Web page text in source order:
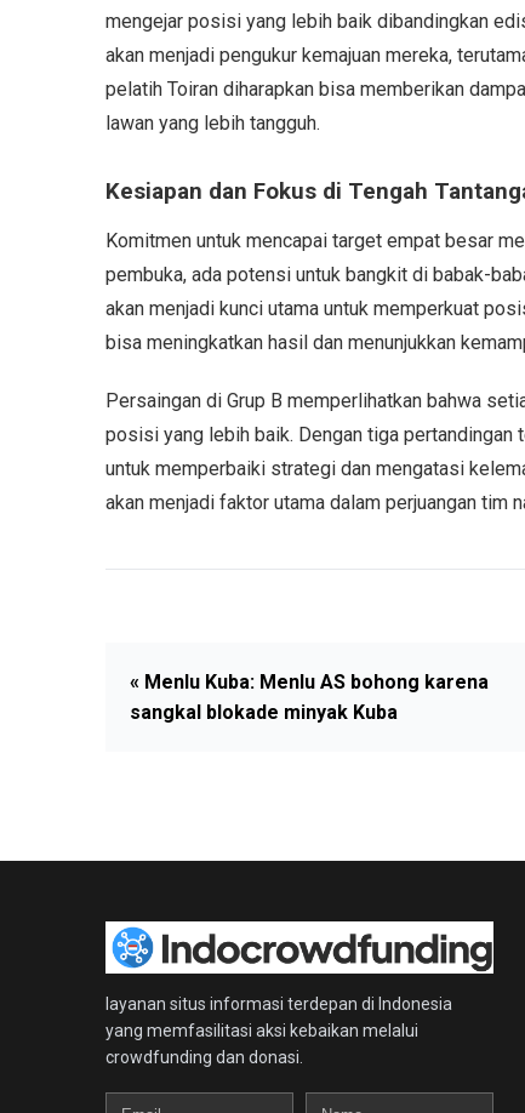
mengejar posisi yang lebih baik dibandingkan
akan menjadi pengukur kemajuan mereka,
pelatih Toiran diharapkan bisa memberikan
lawan yang lebih tangguh.
Kesiapan dan Fokus di Tengah
Komitmen untuk mencapai target empat besar
pembuka, ada potensi untuk bangkit di babak-
akan menjadi kunci utama untuk memperkuat
bisa meningkatkan hasil dan menunjukkan
Persaingan di Grup B memperlihatkan bahwa
posisi yang lebih baik. Dengan tiga
untuk memperbaiki strategi dan mengatasi
akan menjadi faktor utama dalam perjuangan tim
« Menlu Kuba: Menlu AS bohong karena
sangkal blokade minyak Kuba
layanan situs informasi terdepan di Indonesia
yang memfasilitasi aksi kebaikan melalui
crowdfunding dan donasi.
Email
Name